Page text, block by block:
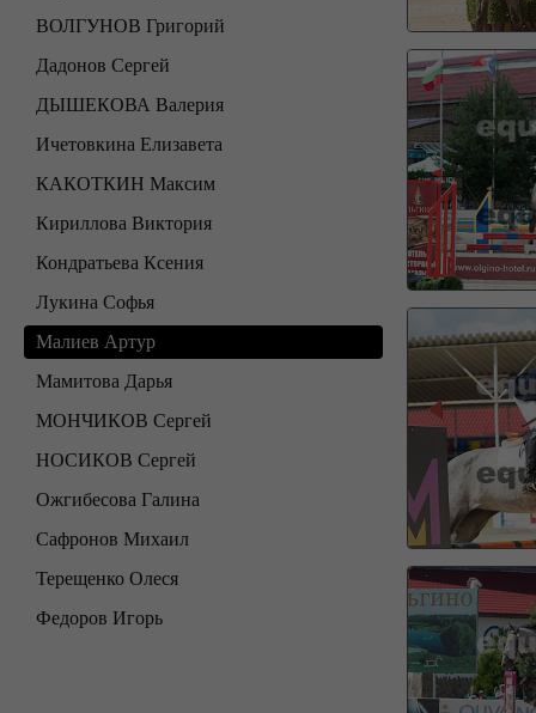
ВОЛГУНОВ Григорий
Дадонов Сергей
ДЫШЕКОВА Валерия
Ичетовкина Елизавета
КАКОТКИН Максим
Кириллова Виктория
Кондратьева Ксения
Лукина Софья
Малиев Артур
Мамитова Дарья
МОНЧИКОВ Сергей
НОСИКОВ Сергей
Ожгибесова Галина
Сафронов Михаил
Терещенко Олеся
Федоров Игорь